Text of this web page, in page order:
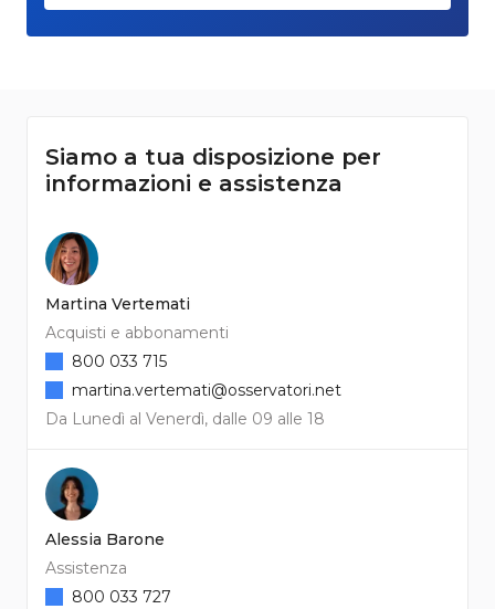
Siamo a tua disposizione per
informazioni e assistenza
Martina Vertemati
Acquisti e abbonamenti
Da Lunedì al Venerdì, dalle 09 alle 18
800 033 715
martina.vertemati@osservatori.net
Alessia Barone
Assistenza
800 033 727